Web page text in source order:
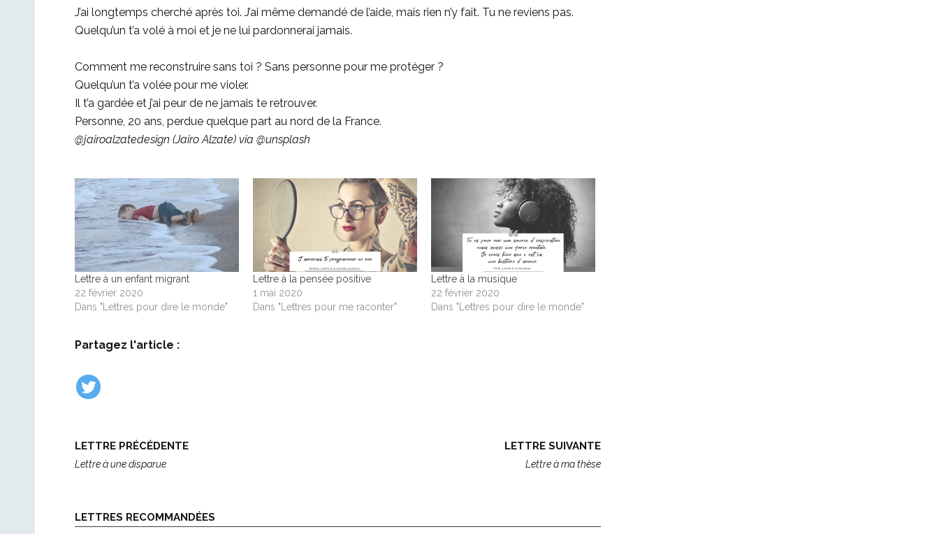
J’ai longtemps cherché après toi. J’ai même demandé de l’aide, mais rien n’y fait. Tu ne reviens pas.
Quelqu’un t’a volé à moi et je ne lui pardonnerai jamais.
Comment me reconstruire sans toi ? Sans personne pour me protéger ?
Quelqu’un t’a volée pour me violer.
Il t’a gardée et j’ai peur de ne jamais te retrouver.
Personne, 20 ans, perdue quelque part au nord de la France.
@jairoalzatedesign (Jairo Alzate) via @unsplash
Lettre à un enfant migrant
22 février 2020
Dans "Lettres pour dire le monde"
Lettre à la pensée positive
1 mai 2020
Dans "Lettres pour me raconter"
Lettre à la musique
22 février 2020
Dans "Lettres pour dire le monde"
Partagez l'article :
Post
navigation
LETTRE PRÉCÉDENTE
Lettre à une disparue
LETTRE SUIVANTE
Lettre à ma thèse
LETTRES RECOMMANDÉES